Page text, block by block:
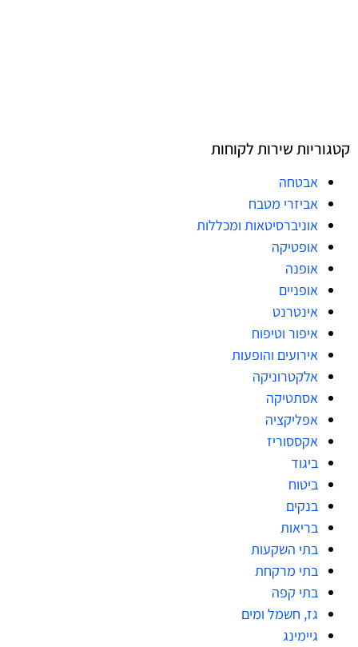
קטגוריות שירות לקוחות
אבטחה
אביזרי מטבח
אוניברסיטאות ומכללות
אופטיקה
אופנה
אופניים
אינטרנט
איפור וטיפוח
אירועים והופעות
אלקטרוניקה
אסתטיקה
אפליקציה
אקססוריז
ביגוד
ביטוח
בנקים
בריאות
בתי השקעות
בתי מרקחת
בתי קפה
גז, חשמל ומים
גיימינג